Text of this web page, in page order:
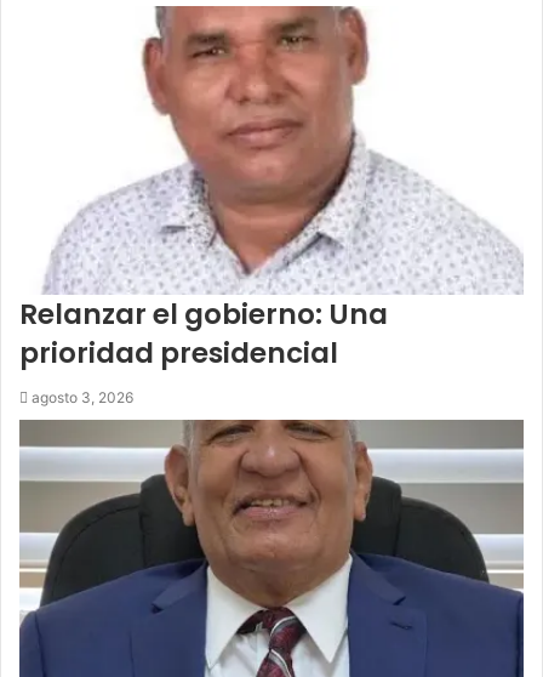
Relanzar el gobierno: Una
prioridad presidencial
agosto 3, 2026